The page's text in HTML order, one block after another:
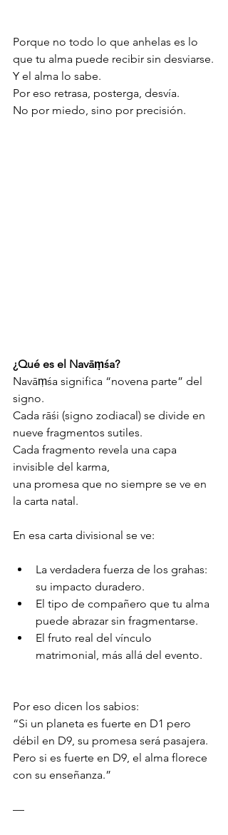
Porque no todo lo que anhelas es lo
que tu alma puede recibir sin desviarse.
Y el alma lo sabe.
Por eso retrasa, posterga, desvía.
No por miedo, sino por precisión.
¿Qué es el Navāṃśa?
Navāṃśa significa “novena parte” del
signo.
Cada rāśi (signo zodiacal) se divide en
nueve fragmentos sutiles.
Cada fragmento revela una capa
invisible del karma,
una promesa que no siempre se ve en
la carta natal.
En esa carta divisional se ve:
La verdadera fuerza de los grahas:
su impacto duradero.
El tipo de compañero que tu alma
puede abrazar sin fragmentarse.
El fruto real del vínculo
matrimonial, más allá del evento.
Por eso dicen los sabios:
“Si un planeta es fuerte en D1 pero
débil en D9, su promesa será pasajera.
Pero si es fuerte en D9, el alma florece
con su enseñanza.”
—